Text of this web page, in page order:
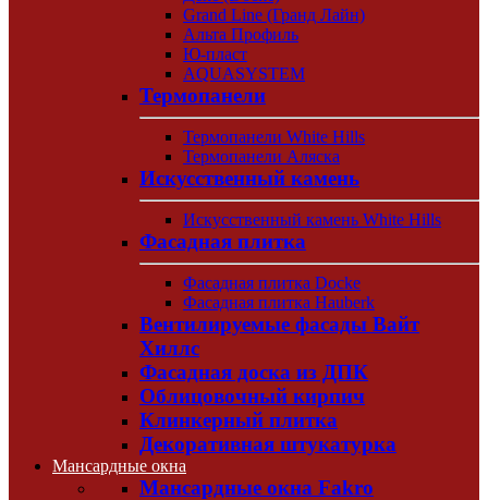
Grand Line (Гранд Лайн)
Альта Профиль
Ю-пласт
AQUASYSTEM
Термопанели
Термопанели White Hills
Термопанели Аляска
Искусственный камень
Искусственный камень White Hills
Фасадная плитка
Фасадная плитка Docke
Фасадная плитка Hauberk
Вентилируемые фасады Вайт
Хиллс
Фасадная доска из ДПК
Облицовочный кирпич
Клинкерный плитка
Декоративная штукатурка
Мансардные окна
Мансардные окна Fakro